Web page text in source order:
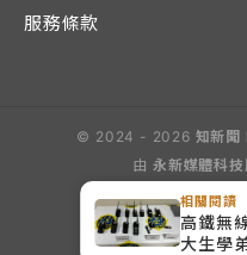
相關閱讀
高鐵無
大生學
服務條款
© 2024 - 2026 知新聞
由 永新媒體科